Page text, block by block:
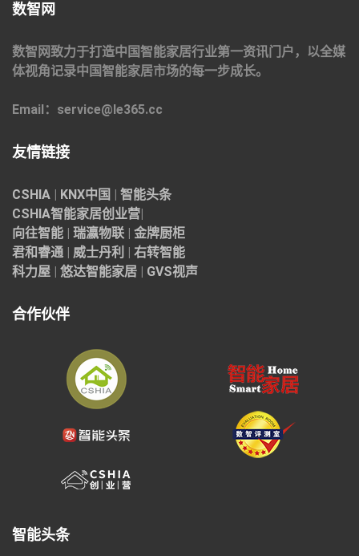
数智网
数智网致力于打造中国智能家居行业第一资讯门户，以全媒
体视角记录中国智能家居市场的每一步成长。
Email：service@le365.cc
友情链接
CSHIA KNX中国
智能头条
CSHIA智能家居创业营
向往智能
瑞瀛物联
金牌厨柜
君和睿通
威士丹利
右转智能
科力屋
悠达智能家居 GVS视声
合作伙伴
智能头条